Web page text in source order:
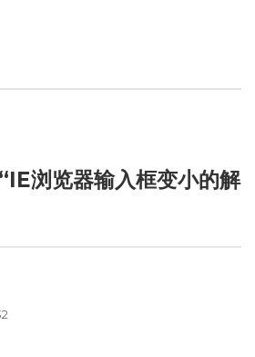
浏览器输入框变小的解